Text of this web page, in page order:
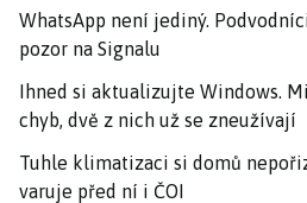
WhatsApp není jediný.
pozor na Signalu
Ihned si aktualizujte Windows.
chyb, dvě z nich už se zneužívají
Tuhle klimatizaci si domů
varuje před ní i ČOI